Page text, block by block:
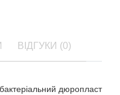
ВІДГУКИ (0)
дюропласт